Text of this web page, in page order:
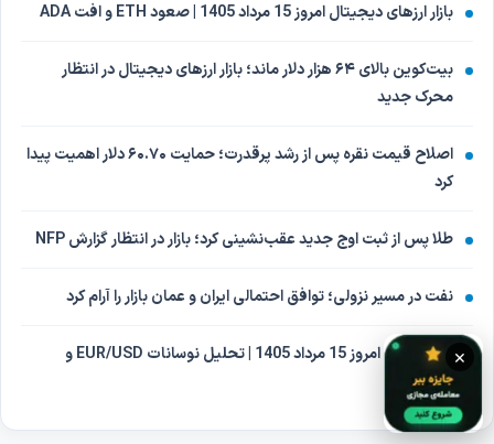
بازار ارزهای دیجیتال امروز 15 مرداد 1405 | صعود ETH و افت ADA
بیت‌کوین بالای ۶۴ هزار دلار ماند؛ بازار ارزهای دیجیتال در انتظار
محرک جدید
اصلاح قیمت نقره پس از رشد پرقدرت؛ حمایت ۶۰.۷۰ دلار اهمیت پیدا
کرد
طلا پس از ثبت اوج جدید عقب‌نشینی کرد؛ بازار در انتظار گزارش NFP
نفت در مسیر نزولی؛ توافق احتمالی ایران و عمان بازار را آرام کرد
بازار فارکس امروز 15 مرداد 1405 | تحلیل نوسانات EUR/USD و
USD/CAD
×